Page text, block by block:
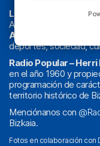
La radio sin cadenas.
Actualidad y
Athletic
deportes, sociedad,
Radio Popular –
en el año 1960 y
programación de
territorio histórico de
Menciónanos con
Bizkaia.
Fotos en colaboración con